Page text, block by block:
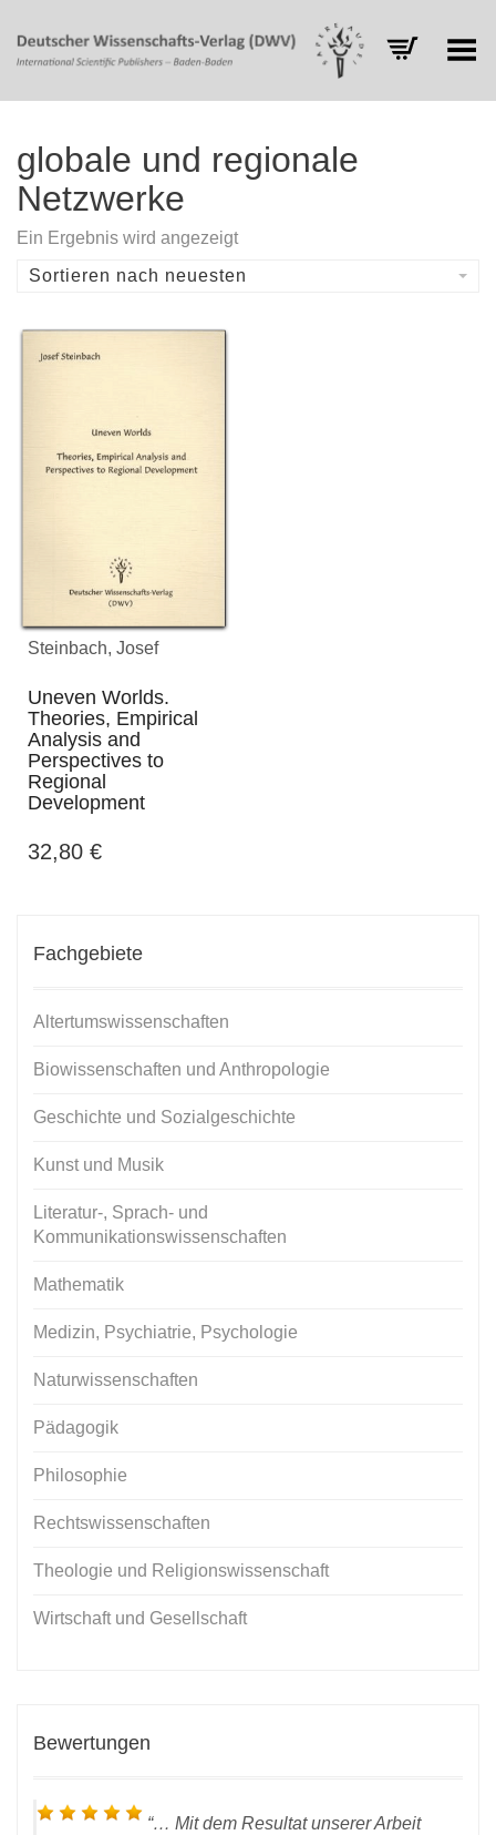
Toggle Menu
globale und regionale
Netzwerke
Ein Ergebnis wird angezeigt
Sortieren nach neuesten
Steinbach, Josef
Uneven Worlds.
Theories, Empirical
Analysis and
Perspectives to
Regional
Development
32,80 €
Fachgebiete
Altertumswissenschaften
Biowissenschaften und Anthropologie
Geschichte und Sozialgeschichte
Kunst und Musik
Literatur-, Sprach- und
Kommunikationswissenschaften
Mathematik
Medizin, Psychiatrie, Psychologie
Naturwissenschaften
Pädagogik
Philosophie
Rechtswissenschaften
Theologie und Religionswissenschaft
Wirtschaft und Gesellschaft
Bewertungen
…Mit dem Resultat unserer Arbeit